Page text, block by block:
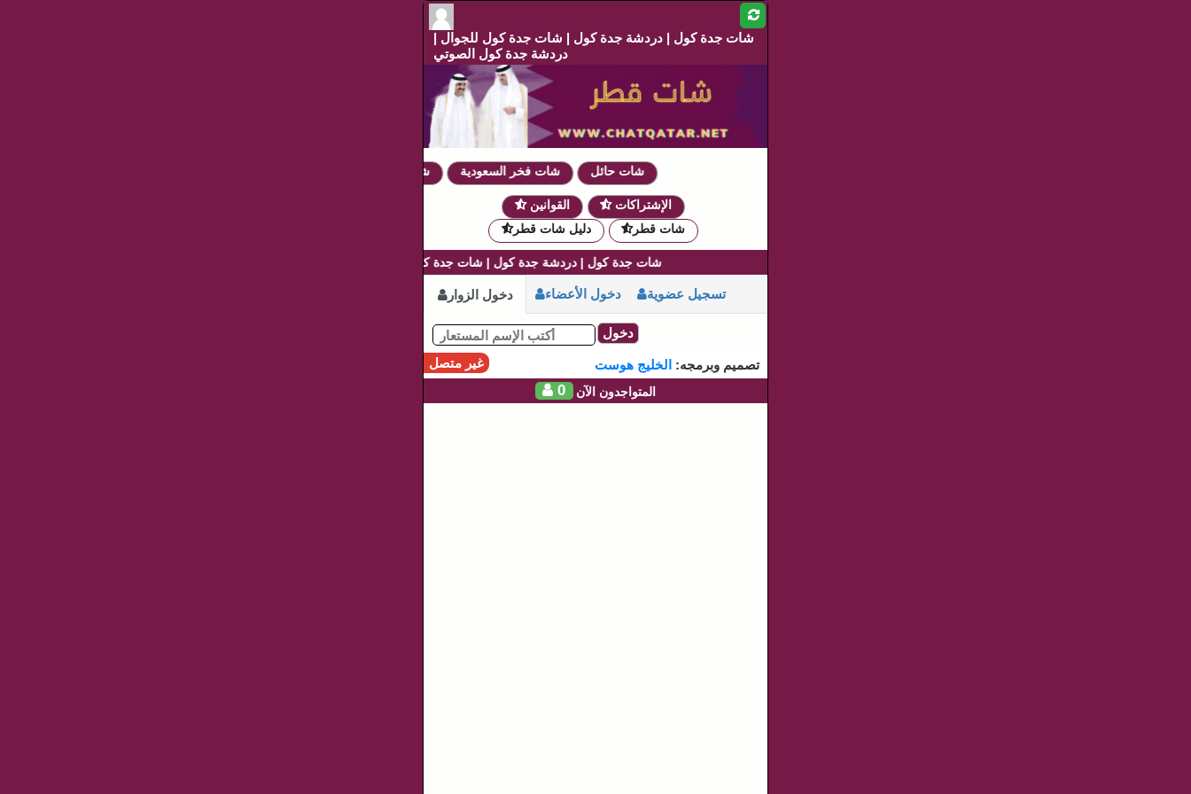
شات جدة كول | دردشة جدة كول | شات جدة كول للجوال |
دردشة جدة كول الصوتي
شات دموع العشاق شات فخر السعودية شات حائل
القوانين
الإشتراكات
دليل شات قطر
شات قطر
شات جدة كول | دردشة جدة كول | شات جدة كول للجوال | دردشة جدة كول الصوتي
دخول الزوار دخول الأعضاء تسجيل عضوية
دخول
غير متصل
تصميم وبرمجه: الخليج هوست
0 المتواجدون الآن